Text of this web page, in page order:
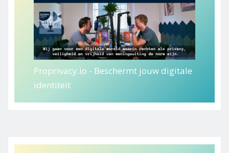
Proprivacy.io - Beschermt jouw digitale
identiteit